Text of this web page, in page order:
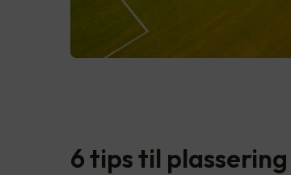
6 tips til